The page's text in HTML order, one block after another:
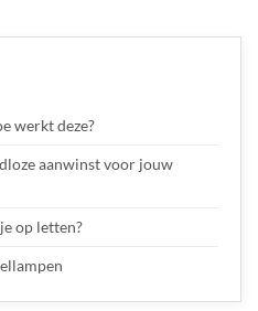
werkt deze?
aanwinst voor jouw
op letten?